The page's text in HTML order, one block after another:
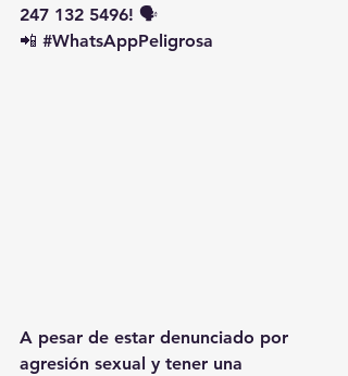
247 132 5496! 🗣️
📲 #WhatsAppPeligrosa
A pesar de estar denunciado por
agresión sexual y tener una